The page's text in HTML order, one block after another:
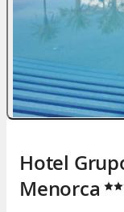
Hotel
Menorca